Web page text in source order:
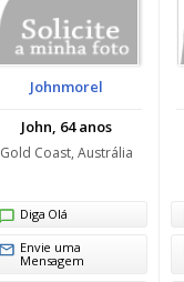
Johnmorel
John, 64 anos
Gold Coast, Austrália
Diga Olá
Envie uma
Mensagem